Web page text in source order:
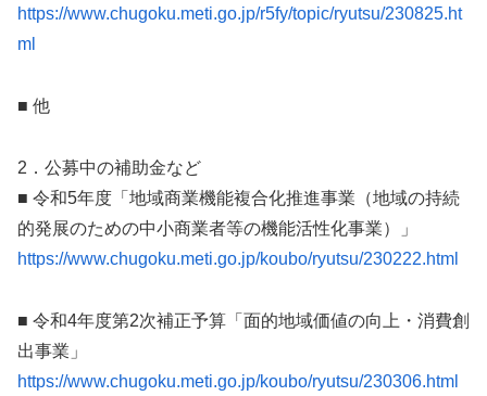
https://www.chugoku.meti.go.jp/r5fy/topic/ryutsu/230825.ht
ml
■ 他
2．公募中の補助金など
■ 令和5年度「地域商業機能複合化推進事業（地域の持続
的発展のための中小商業者等の機能活性化事業）」
https://www.chugoku.meti.go.jp/koubo/ryutsu/230222.html
■ 令和4年度第2次補正予算「面的地域価値の向上・消費創
出事業」
https://www.chugoku.meti.go.jp/koubo/ryutsu/230306.html